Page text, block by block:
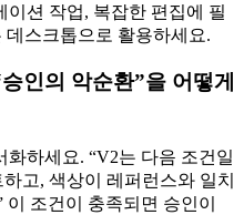
션 작업, 복잡한 편집에 필
데스크톱으로 활용하세요.
인의 악순환”을 어떻게
하세요. “V2는 다음 조건일
고, 색상이 레퍼런스와 일치
조건이 충족되면 승인이